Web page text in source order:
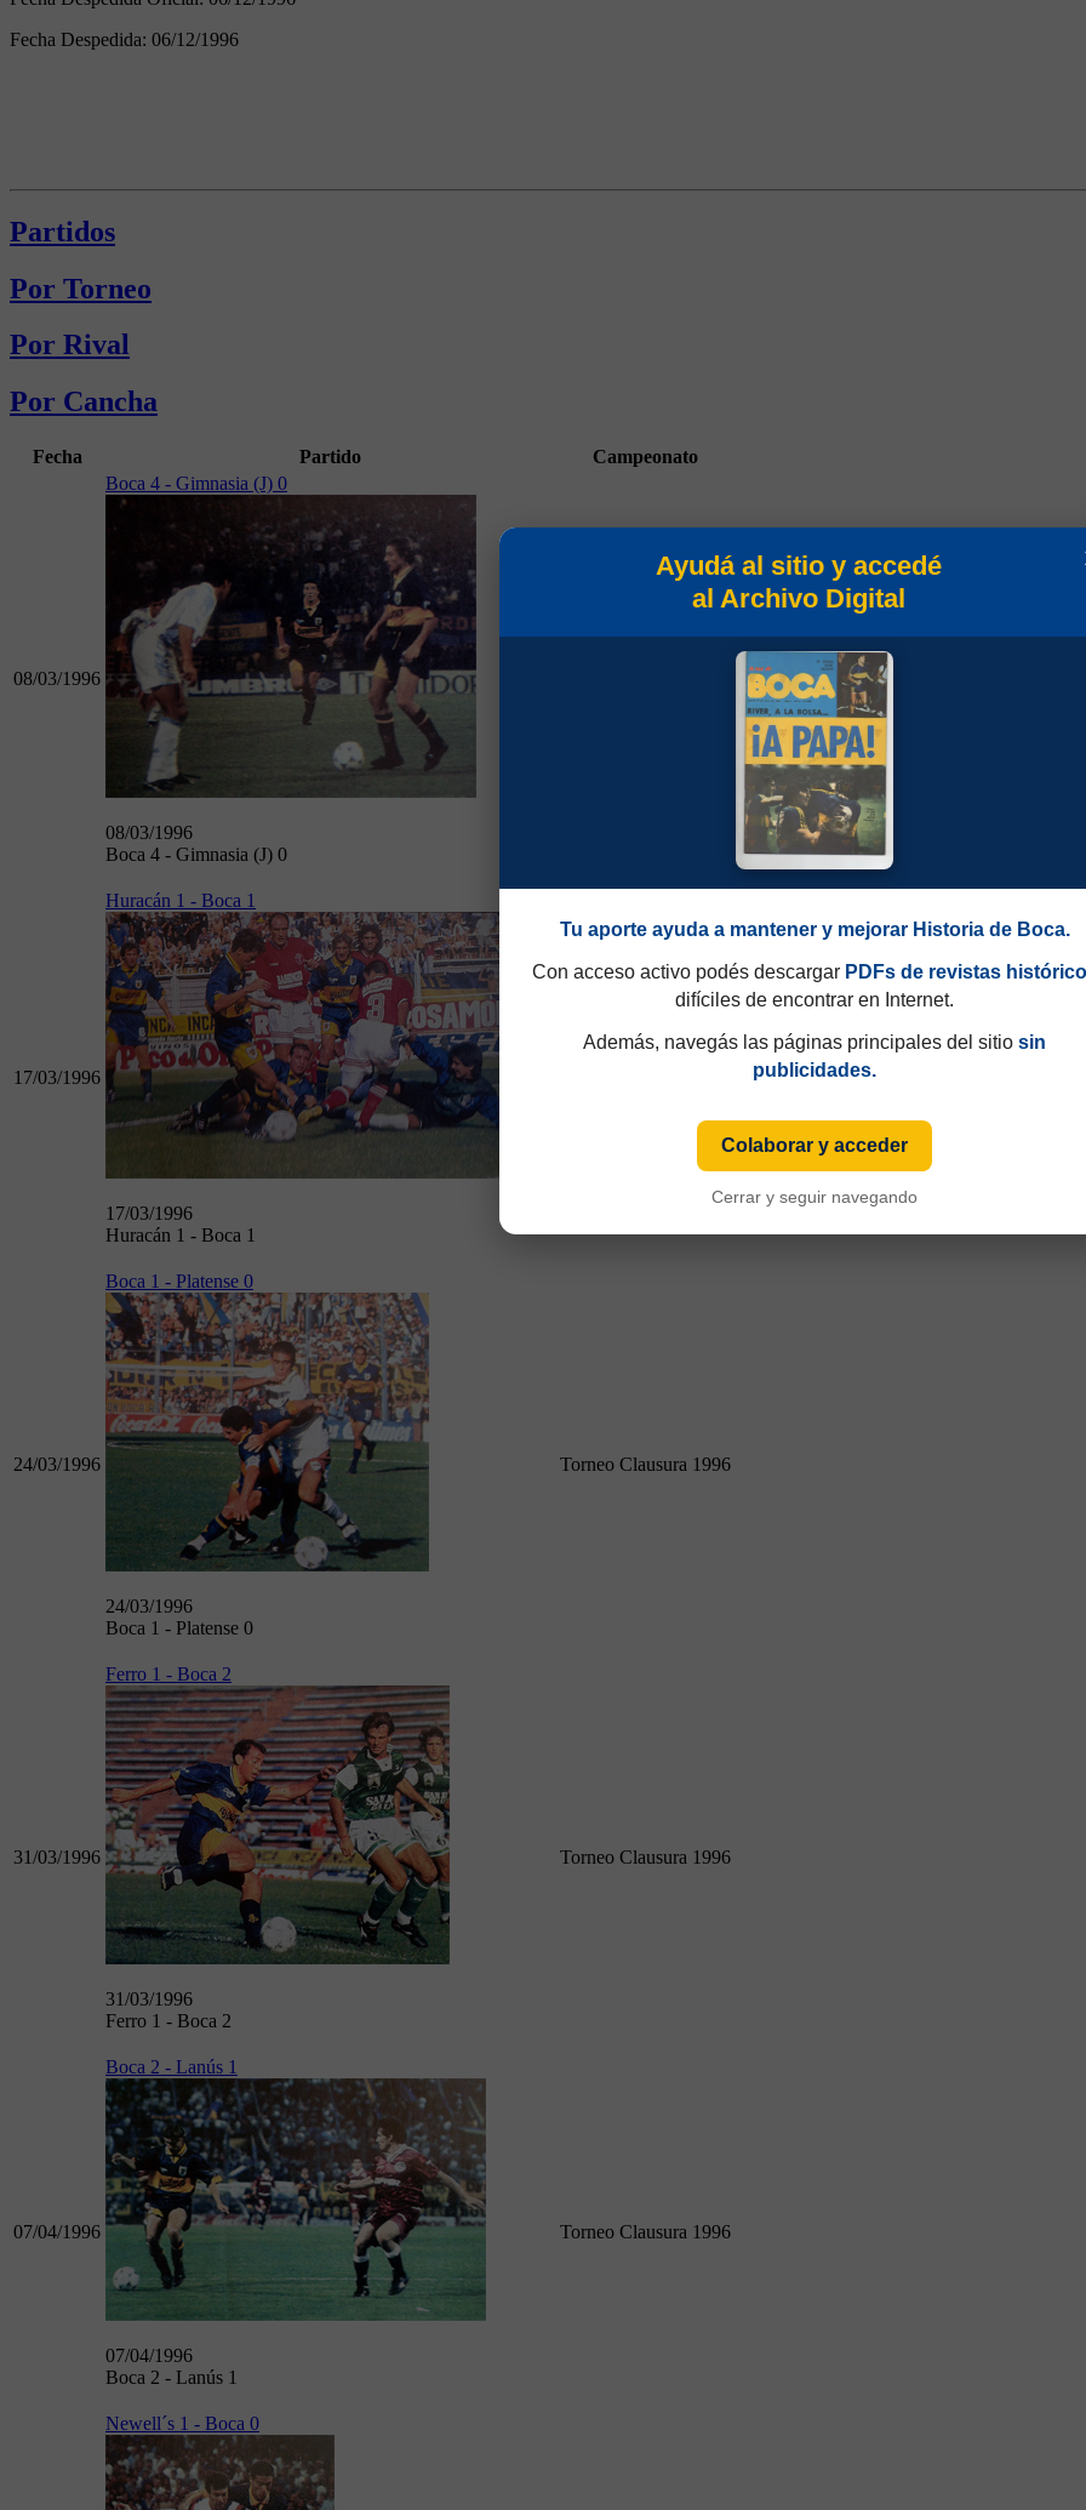
Fecha Despedida: 06/12/1996
Partidos
Por Torneo
Por Rival
Por Cancha
Fecha Partido Campeonato
08/03/1996
Boca 4 - Gimnasia (J) 0
08/03/1996
Boca 4 - Gimnasia (J) 0
17/03/1996
Huracán 1 - Boca 1
17/03/1996
Huracán 1 - Boca 1
24/03/1996
Boca 1 - Platense 0
24/03/1996
Boca 1 - Platense 0
Torneo Clausura 1996
31/03/1996
Ferro 1 - Boca 2
31/03/1996
Ferro 1 - Boca 2
Torneo Clausura 1996
07/04/1996
Boca 2 - Lanús 1
07/04/1996
Boca 2 - Lanús 1
Torneo Clausura 1996
Newell´s 1 - Boca 0
Ayudá al sitio y accedé
al Archivo Digital
Tu aporte ayuda a mantener y mejorar Historia de Boca.
Con acceso activo podés descargar PDFs de revistas
difíciles de encontrar en Internet.
Además, navegás las páginas principales del sitio sin
publicidades.
Colaborar y acceder
Cerrar y seguir navegando